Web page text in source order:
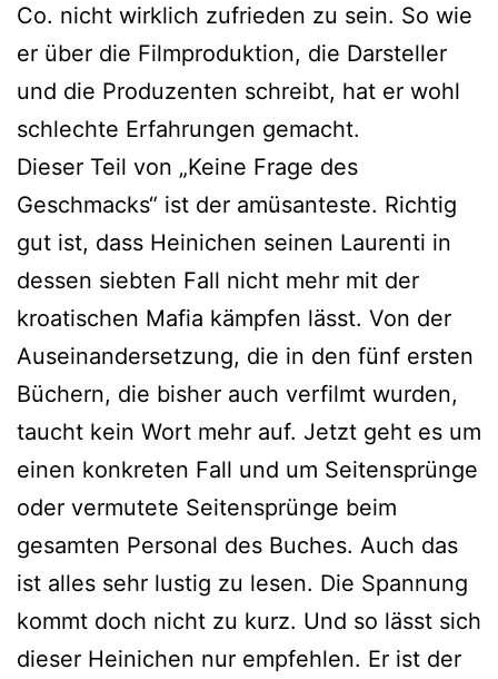
Co. nicht wirklich zufrieden zu sein. So wie
er über die Filmproduktion, die Darsteller
und die Produzenten schreibt, hat er wohl
schlechte Erfahrungen gemacht.
Dieser Teil von „Keine Frage des
Geschmacks“ ist der amüsanteste. Richtig
gut ist, dass Heinichen seinen Laurenti in
dessen siebten Fall nicht mehr mit der
kroatischen Mafia kämpfen lässt. Von der
Auseinandersetzung, die in den fünf ersten
Büchern, die bisher auch verfilmt wurden,
taucht kein Wort mehr auf. Jetzt geht es um
einen konkreten Fall und um Seitensprünge
oder vermutete Seitensprünge beim
gesamten Personal des Buches. Auch das
ist alles sehr lustig zu lesen. Die Spannung
kommt doch nicht zu kurz. Und so lässt sich
dieser Heinichen nur empfehlen. Er ist der